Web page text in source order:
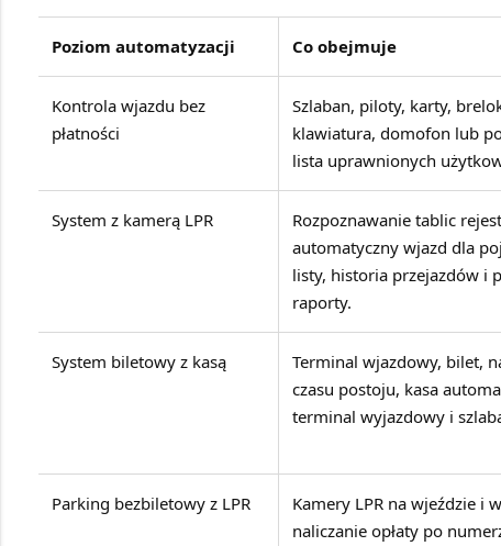
Poziom automatyzacji Co obejmuje
Kontrola wjazdu bez
płatności
Szlaban, piloty, karty,
klawiatura, domofon lub
lista uprawnionych
System z kamerą LPR
Rozpoznawanie tablic
automatyczny wjazd dla
listy, historia przejazdów i
raporty.
System biletowy z kasą
Terminal wjazdowy, bilet,
czasu postoju, kasa
terminal wyjazdowy i
Parking bezbiletowy z LPR
Kamery LPR na wjeździe i
naliczanie opłaty po